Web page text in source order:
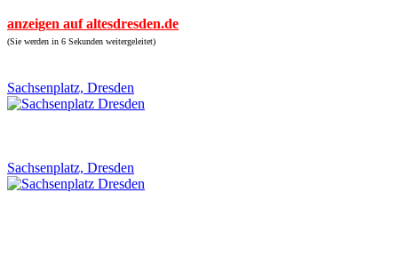
anzeigen auf altesdresden.de
(Sie werden in 6 Sekunden weitergeleitet)
Sachsenplatz, Dresden
Sachsenplatz, Dresden